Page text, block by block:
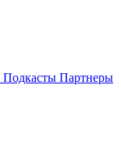
Подкасты Партнеры